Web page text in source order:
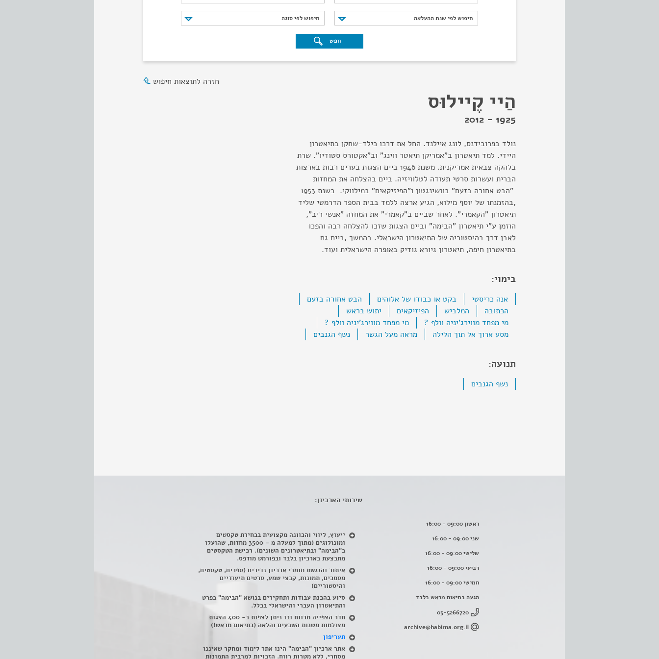
חיפוש לפי שנת ההעלאה
חיפוש לפי שנת ההעלאה חיפוש לפי סוגה
חיפוש לפי סוגה
חפש
חזרה לתוצאות חיפוש
הַיי קֶיילוּס
1925 - 2012
נולד בפרובידנס, לונג איילנד. החל את דרכו כילד-שחקן בתיאטרון
היידי. למד תיאטרון ב"אמריקן תיאטר ווינג" וב"אקטורס סטודיו". שרת
בלהקה צבאית אמריקנית. משנת 1946 ביים הצגות בערים רבות בארצות
הברית ועשרות סרטי תעודה לטלוויזיה. ביים בהצלחה את המחזות
"הבט אחורה בזעם" בוושינגטון ו"הפיזיקאים" במילווקי. בשנת 1953
,בהזמנתו של יוסף מילוא, הגיע ארצה ללמד בבית הספר הדרמטי שליד
תיאטרון "הקאמרי". לאחר שביים ב"קאמרי" את המחזה "אנשי ריב",
הוזמן ע"י תיאטרון "הבימה" וביים הצגות שזכו להצלחה רבה והפכו
לאבן דרך בהיסטוריה של התיאטרון הישראלי. בהמשך ,ביים גם
בתיאטרון חיפה, תיאטרון גיורא גודיק באופרה הישראלית ועוד.
בימוי:
אנה כריסטי בקט או כבודו של אלוהים
הבט אחורה בזעם
הכתובה
המלביש הפיזיקאים
יתוש בראש
מי מפחד מווירג'יניה וולף ?
מי מפחד מווירג'יניה וולף ?
מסע ארוך אל תוך הלילה
מראה מעל הגשר נשף הגנבים
תנועה:
נשף הגנבים
ראשון 09:00 - 16:00
שני 09:00 - 16:00
שלישי 09:00 - 16:00
רביעי 09:00 - 16:00
חמישי 09:00 - 16:00
הגעה בתיאום מראש בלבד
03-5266720
archive@habima.org.il
שירותי הארכיון:
ייעוץ, ליווי והכוונה מקצועית בבחירת טקסטים
ומונולוגים (מתוך למעלה מ – 3500 מחזות, שהועלו
ב"הבימה" ובתיאטרונים השונים). רכישת הטקסטים
מתבצעת בארכיון בלבד ובפורמט מודפס.
איתור והנגשת חומרי ארכיון נדירים (ספרים, טקסטים,
מסמכים, תמונות, קבצי שמע, סרטים תיעודיים
והיסטוריים)
סיוע בהכנת עבודות ותחקירים בנושא "הבימה" בפרט
והתיאטרון העברי והישראלי בכלל.
חדר הצפייה מרווח ובו ניתן לצפות ב- 400 הצגות
מצולמות משנות השבעים והלאה (בתיאום מראש!)
תעריפון
אתר ארכיון "הבימה" הינו אתר לימוד ומחקר שאיננו
מסחרי, ללא מטרות רווח. הזכויות למרבית התמונות